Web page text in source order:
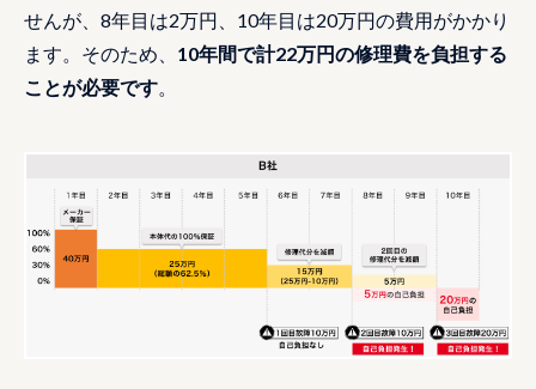
せんが、8年目は2万円、10年目は20万円の費用がかかり
ます。そのため、 10年間で計22万円の修理費を負担する
ことが必要です。